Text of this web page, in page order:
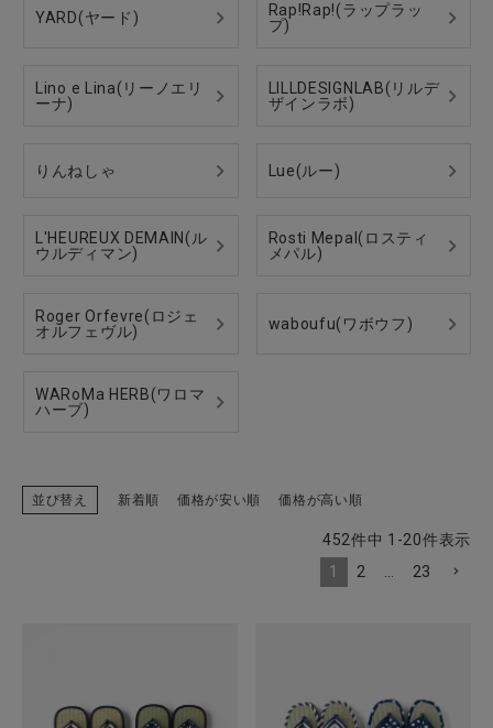
YARD(ヤード)
Rap!Rap!(ラップラッ
プ)
Lino e Lina(リーノエリ
ーナ)
LILLDESIGNLAB(リルデ
ザインラボ)
りんねしゃ Lue(ルー)
L'HEUREUX DEMAIN(ル
ウルディマン)
Rosti Mepal(ロスティ
メパル)
Roger Orfevre(ロジェ
オルフェヴル)
waboufu(ワボウフ)
WARoMa HERB(ワロマ
ハーブ)
並び替え 新着順 価格が安い順 価格が高い順
452件中 1 -20件表示
1
2 23